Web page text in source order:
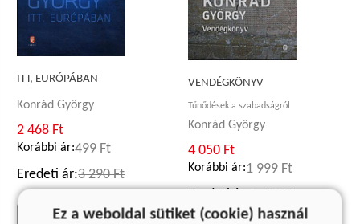
ITT, EURÓPÁBAN
Konrád György
2 468 Ft
Korábbi ár:499 Ft
Eredeti ár:3 290 Ft
kosárba
VENDÉGKÖNYV
Tűnődések a szabadságról
Konrád György
4 050 Ft
Korábbi ár:1 999 Ft
Ez a weboldal sütiket (cookie) használ